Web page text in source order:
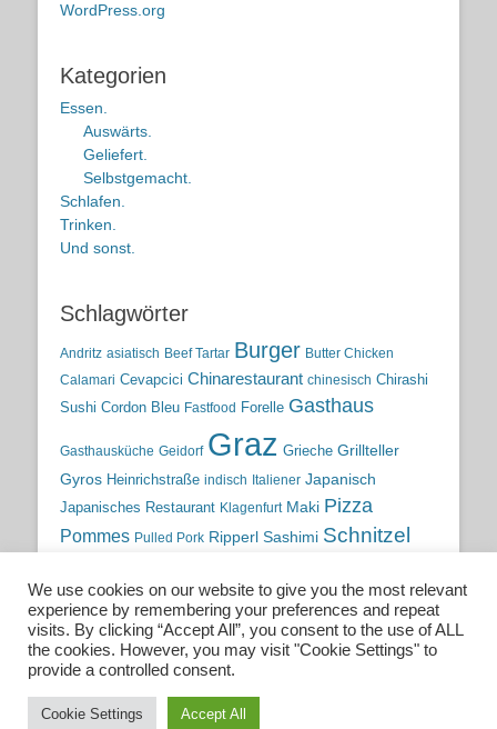
WordPress.org
Kategorien
Essen.
Auswärts.
Geliefert.
Selbstgemacht.
Schlafen.
Trinken.
Und sonst.
Schlagwörter
Andritz asiatisch Beef Tartar Burger Butter Chicken
Calamari Cevapcici Chinarestaurant chinesisch Chirashi
Sushi Cordon Bleu Fastfood Forelle Gasthaus
Gasthausküche Geidorf Graz Grieche Grillteller
Gyros Heinrichstraße indisch Italiener Japanisch
Japanisches Restaurant Klagenfurt Maki Pizza
Pommes Pulled Pork Ripperl Sashimi Schnitzel
traditionelle Küche Traditionsgasthaus Vulkanland
Wien Wild österreichische Küche
österreichische Wirtshausküche
We use cookies on our website to give you the most relevant
experience by remembering your preferences and repeat
visits. By clicking “Accept All”, you consent to the use of ALL
the cookies. However, you may visit "Cookie Settings" to
provide a controlled consent.
Cookie Settings Accept All